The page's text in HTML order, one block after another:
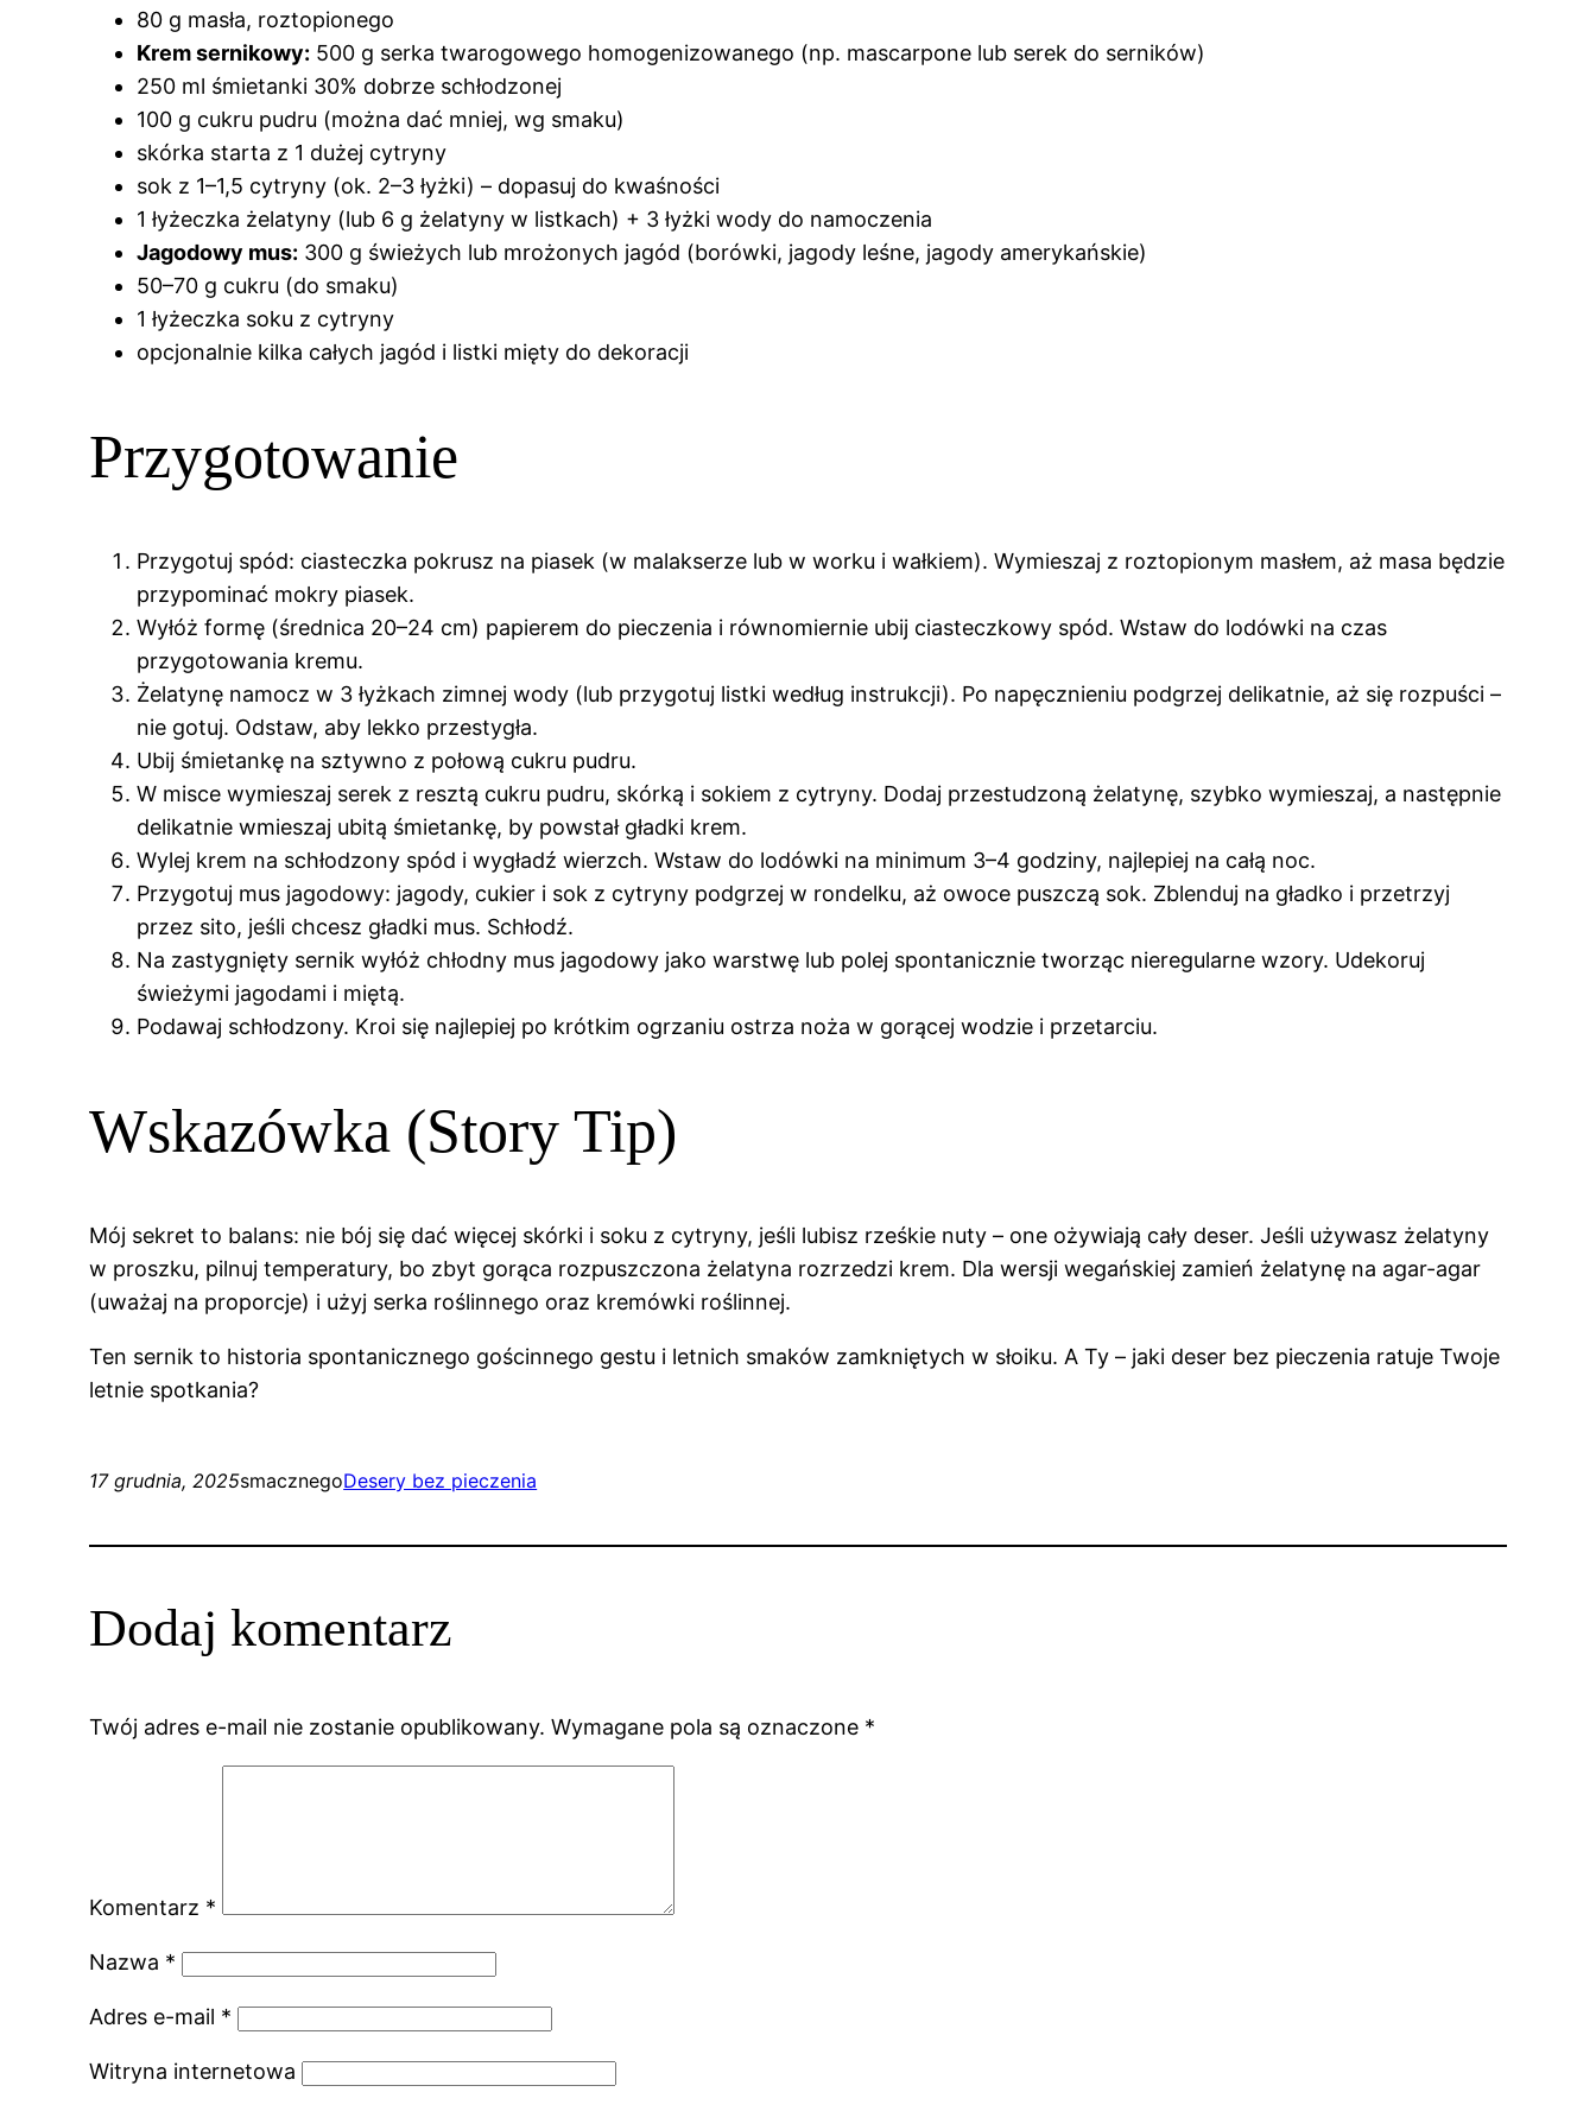
80 g masła, roztopionego
Krem sernikowy: 500 g serka twarogowego homogenizowanego (np. mascarpone lub serek do serników)
250 ml śmietanki 30% dobrze schłodzonej
100 g cukru pudru (można dać mniej, wg smaku)
skórka starta z 1 dużej cytryny
sok z 1–1,5 cytryny (ok. 2–3 łyżki) – dopasuj do kwaśności
1 łyżeczka żelatyny (lub 6 g żelatyny w listkach) + 3 łyżki wody do namoczenia
Jagodowy mus: 300 g świeżych lub mrożonych jagód (borówki, jagody leśne, jagody amerykańskie)
50–70 g cukru (do smaku)
1 łyżeczka soku z cytryny
opcjonalnie kilka całych jagód i listki mięty do dekoracji
Przygotowanie
Przygotuj spód: ciasteczka pokrusz na piasek (w malakserze lub w worku i wałkiem). Wymieszaj z roztopionym masłem, aż masa będzie
przypominać mokry piasek.
Wyłóż formę (średnica 20–24 cm) papierem do pieczenia i równomiernie ubij ciasteczkowy spód. Wstaw do lodówki na czas
przygotowania kremu.
Żelatynę namocz w 3 łyżkach zimnej wody (lub przygotuj listki według instrukcji). Po napęcznieniu podgrzej delikatnie, aż się rozpuści –
nie gotuj. Odstaw, aby lekko przestygła.
Ubij śmietankę na sztywno z połową cukru pudru.
W misce wymieszaj serek z resztą cukru pudru, skórką i sokiem z cytryny. Dodaj przestudzoną żelatynę, szybko wymieszaj, a następnie
delikatnie wmieszaj ubitą śmietankę, by powstał gładki krem.
Wylej krem na schłodzony spód i wygładź wierzch. Wstaw do lodówki na minimum 3–4 godziny, najlepiej na całą noc.
Przygotuj mus jagodowy: jagody, cukier i sok z cytryny podgrzej w rondelku, aż owoce puszczą sok. Zblenduj na gładko i przetrzyj
przez sito, jeśli chcesz gładki mus. Schłodź.
Na zastygnięty sernik wyłóż chłodny mus jagodowy jako warstwę lub polej spontanicznie tworząc nieregularne wzory. Udekoruj
świeżymi jagodami i miętą.
Podawaj schłodzony. Kroi się najlepiej po krótkim ogrzaniu ostrza noża w gorącej wodzie i przetarciu.
Wskazówka (Story Tip)
Mój sekret to balans: nie bój się dać więcej skórki i soku z cytryny, jeśli lubisz rześkie nuty – one ożywiają cały deser. Jeśli używasz żelatyny
w proszku, pilnuj temperatury, bo zbyt gorąca rozpuszczona żelatyna rozrzedzi krem. Dla wersji wegańskiej zamień żelatynę na agar-agar
(uważaj na proporcje) i użyj serka roślinnego oraz kremówki roślinnej.
Ten sernik to historia spontanicznego gościnnego gestu i letnich smaków zamkniętych w słoiku. A Ty – jaki deser bez pieczenia ratuje Twoje
letnie spotkania?
17 grudnia, 2025smacznegoDesery bez pieczenia
Dodaj komentarz
Twój adres e-mail nie zostanie opublikowany. Wymagane pola są oznaczone *
Komentarz *
Nazwa *
Adres e-mail *
Witryna internetowa